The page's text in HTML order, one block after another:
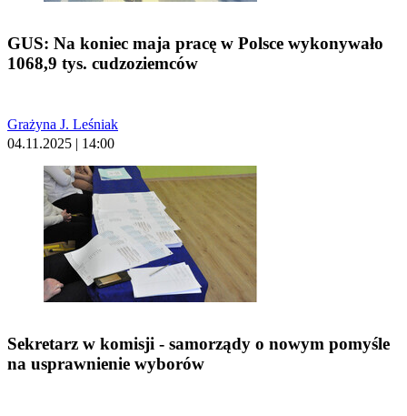
GUS: Na koniec maja pracę w Polsce wykonywało
1068,9 tys. cudzoziemców
Grażyna J. Leśniak
04.11.2025 | 14:00
Sekretarz w komisji - samorządy o nowym pomyśle
na usprawnienie wyborów